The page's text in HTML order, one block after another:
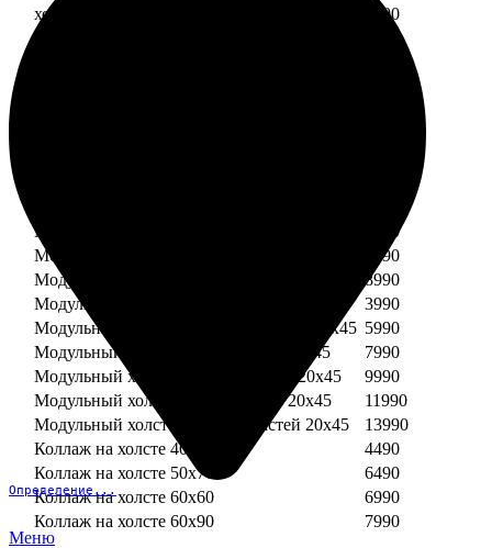
Определение...
Меню
холст в раме 30х40
5490
Модульный холст из трех частей 30х40
7490
Модульный холст из двух частей 40х40
5990
Модульный холст из трех частей 40х40
8990
Модульный холст из трех частей 20х45
3990
Модульный холст из четырех частей 20х45 5990
Модульный холст из пяти частей 20х45
7990
Модульный холст из шести частей 20х45
9990
Модульный холст из семи частей 20х45
11990
Модульный холст из восьми частей 20х45
13990
Коллаж на холсте 40х40
4490
Коллаж на холсте 50х70
6490
Коллаж на холсте 60х60
6990
Коллаж на холсте 60х90
7990